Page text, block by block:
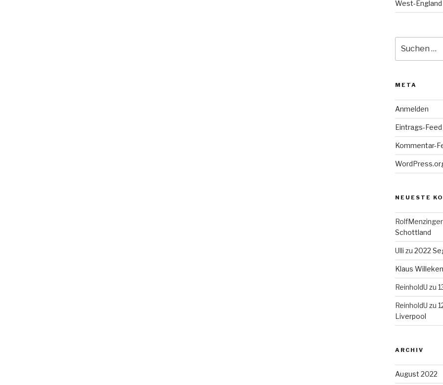
West-England
nach:
META
Anmelden
Eintrags-Feed
Kommentar-
NEUESTE
RolfMenzinger
Schottland
Ulli zu 2022
Klaus
ReinholdU zu
ReinholdU zu
Liverpool
ARCHIV
August 2022